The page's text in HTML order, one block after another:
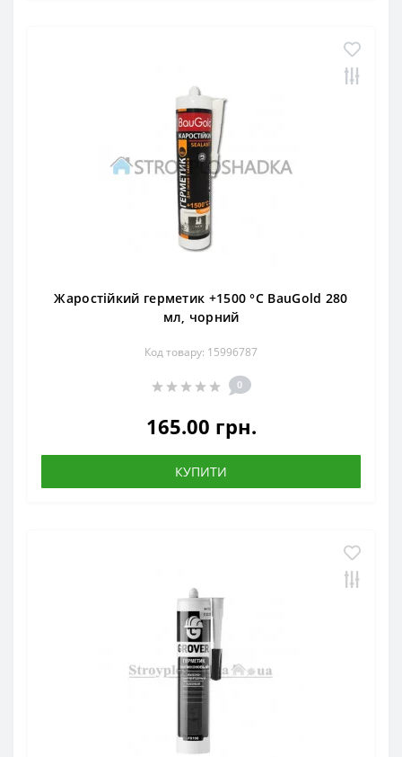
Жаростійкий герметик +1500 °С BauGold 280
мл, чорний
Код товару: 15996787
0
165.00 грн.
КУПИТИ